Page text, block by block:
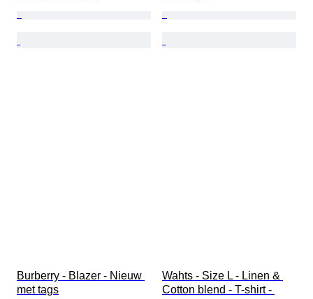
Burberry - Blazer - Nieuw
met tags
Wahts - Size L - Linen &
Cotton blend - T-shirt -